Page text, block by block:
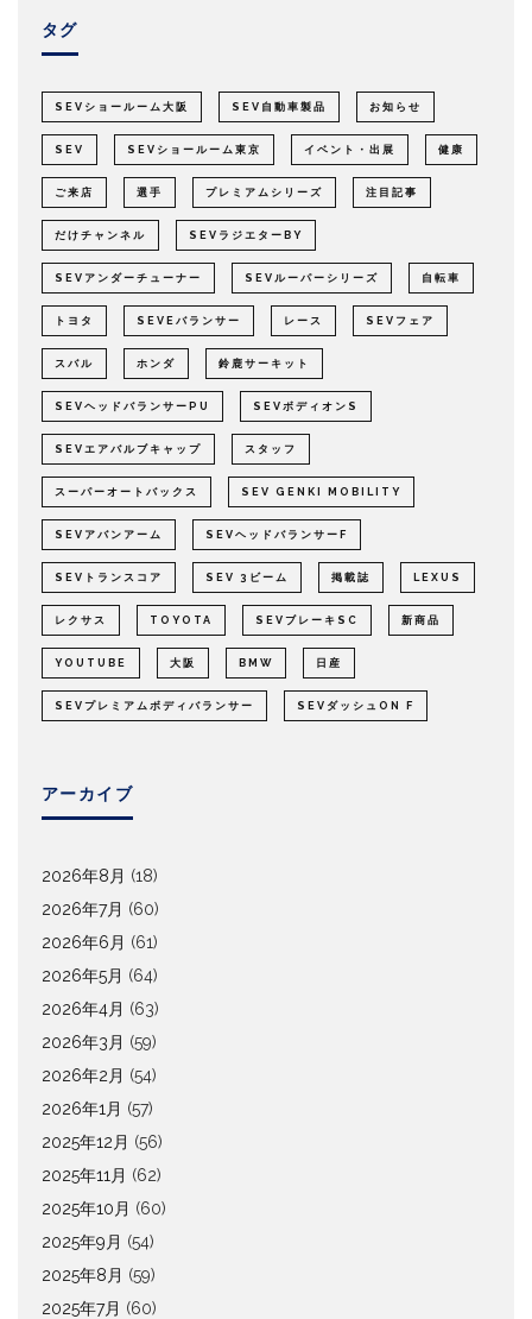
タグ
SEVショールーム大阪 SEV自動車製品 お知らせ
SEV SEVショールーム東京 イベント・出展 健康
ご来店 選手 プレミアムシリーズ 注目記事
だけチャンネル SEVラジエターBY
SEVアンダーチューナー SEVルーパーシリーズ 自転車
トヨタ SEVEバランサー レース SEVフェア
スバル ホンダ 鈴鹿サーキット
SEVヘッドバランサーPU SEVボディオンS
SEVエアバルブキャップ スタッフ
スーパーオートバックス SEV GENKI MOBILITY
SEVアバンアーム SEVヘッドバランサーF
SEVトランスコア SEV 3ビーム 掲載誌 LEXUS
レクサス TOYOTA SEVブレーキSC 新商品
YOUTUBE 大阪 BMW 日産
SEVプレミアムボディバランサー SEVダッシュON F
アーカイブ
2026年8月 (18)
2026年7月 (60)
2026年6月 (61)
2026年5月 (64)
2026年4月 (63)
2026年3月 (59)
2026年2月 (54)
2026年1月 (57)
2025年12月 (56)
2025年11月 (62)
2025年10月 (60)
2025年9月 (54)
2025年8月 (59)
2025年7月 (60)